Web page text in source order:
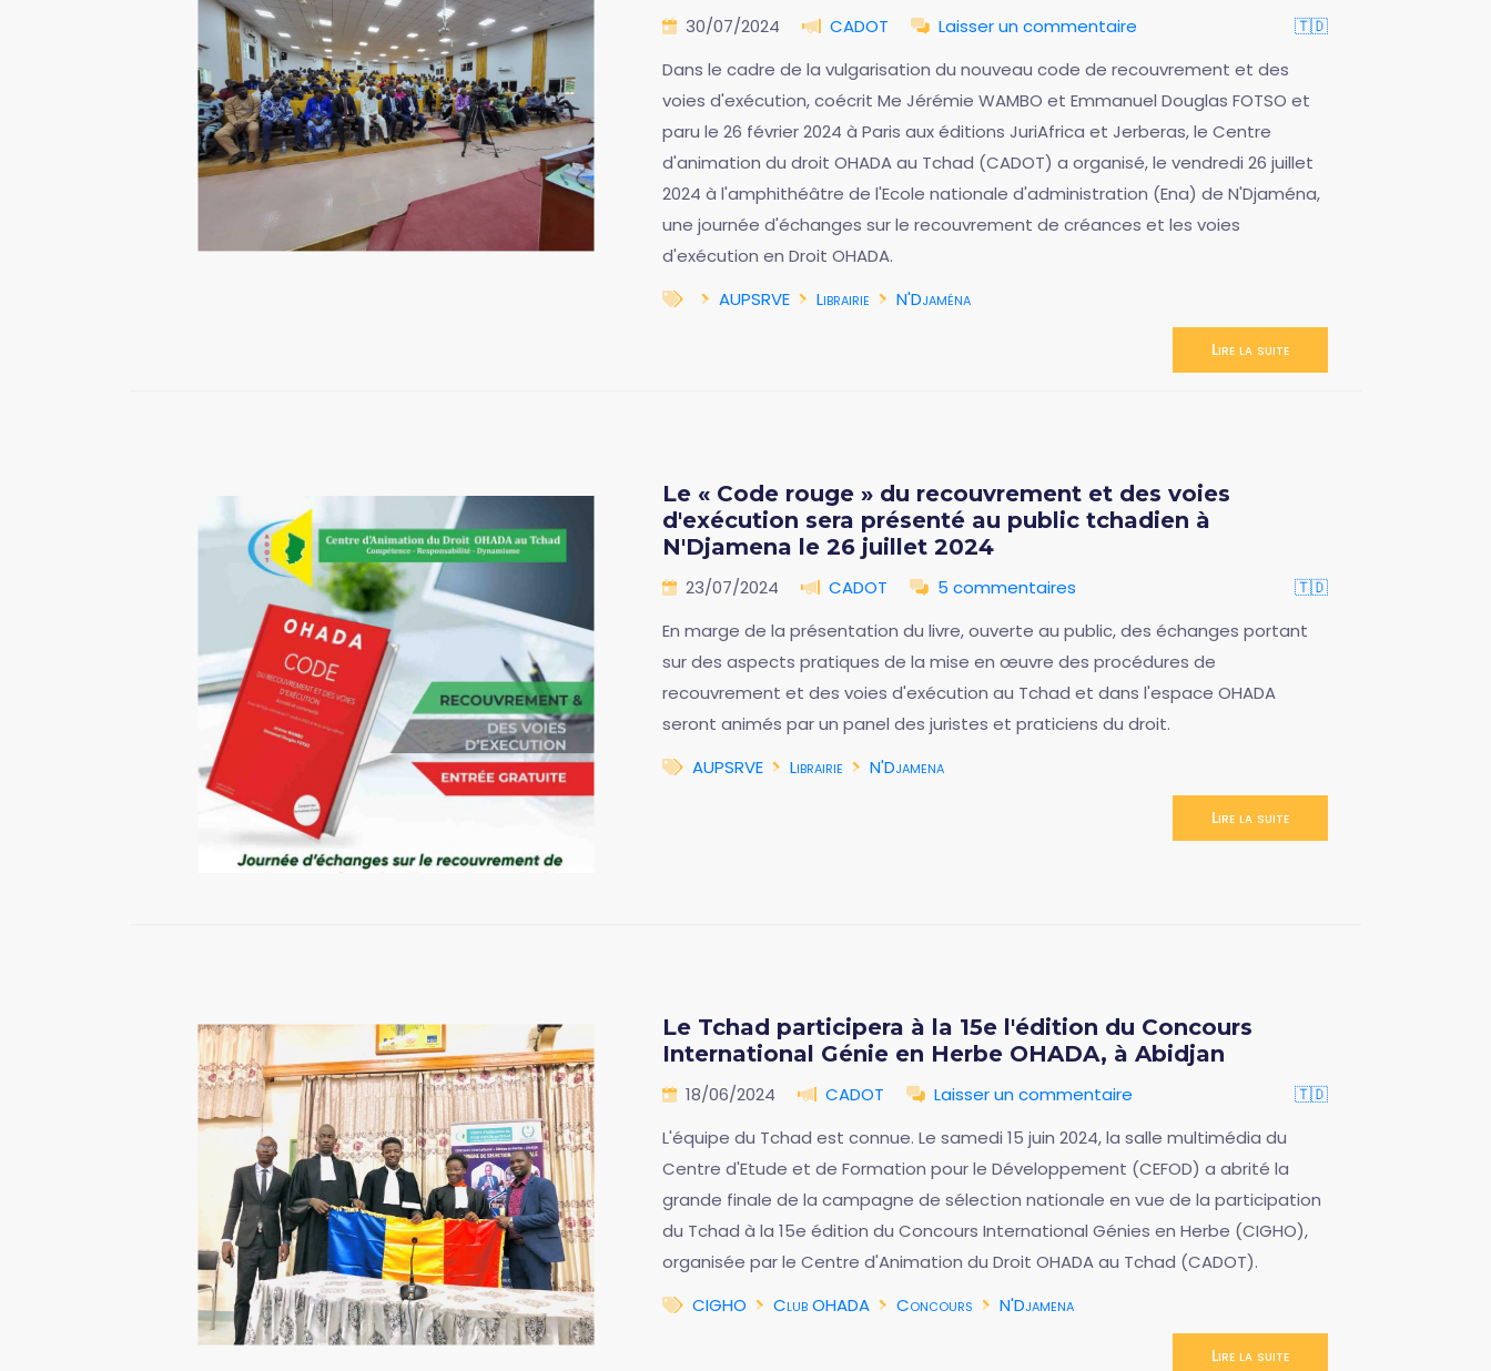
30/07/2024 CADOT Laisser un commentaire
🇹🇩
Dans le cadre de la vulgarisation du nouveau code de recouvrement et des
voies d'exécution, coécrit Me Jérémie WAMBO et Emmanuel Douglas FOTSO et
paru le 26 février 2024 à Paris aux éditions JuriAfrica et Jerberas, le Centre
d'animation du droit OHADA au Tchad (CADOT) a organisé, le vendredi 26 juillet
2024 à l'amphithéâtre de l'Ecole nationale d'administration (Ena) de N'Djaména,
une journée d'échanges sur le recouvrement de créances et les voies
d'exécution en Droit OHADA.
AUPSRVE
Librairie N'Djaména
Lire la suite
Le « Code rouge » du recouvrement et des voies
d'exécution sera présenté au public tchadien à
N'Djamena le 26 juillet 2024
23/07/2024 CADOT 5 commentaires
🇹🇩
En marge de la présentation du livre, ouverte au public, des échanges portant
sur des aspects pratiques de la mise en œuvre des procédures de
recouvrement et des voies d'exécution au Tchad et dans l'espace OHADA
seront animés par un panel des juristes et praticiens du droit.
AUPSRVE
Librairie N'Djamena
Lire la suite
Le Tchad participera à la 15e l'édition du Concours
International Génie en Herbe OHADA, à Abidjan
18/06/2024 CADOT Laisser un commentaire
🇹🇩
L'équipe du Tchad est connue. Le samedi 15 juin 2024, la salle multimédia du
Centre d'Etude et de Formation pour le Développement (CEFOD) a abrité la
grande finale de la campagne de sélection nationale en vue de la participation
du Tchad à la 15e édition du Concours International Génies en Herbe (CIGHO),
organisée par le Centre d'Animation du Droit OHADA au Tchad (CADOT).
CIGHO
Club OHADA Concours N'Djamena
Lire la suite